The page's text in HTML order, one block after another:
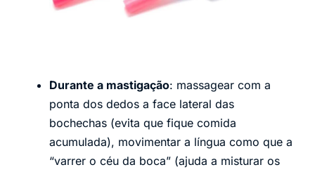
Durante a mastigação: massagear com a
ponta dos dedos a face lateral das
bochechas (evita que fique comida
acumulada), movimentar a língua como que a
“varrer o céu da boca” (ajuda a misturar os